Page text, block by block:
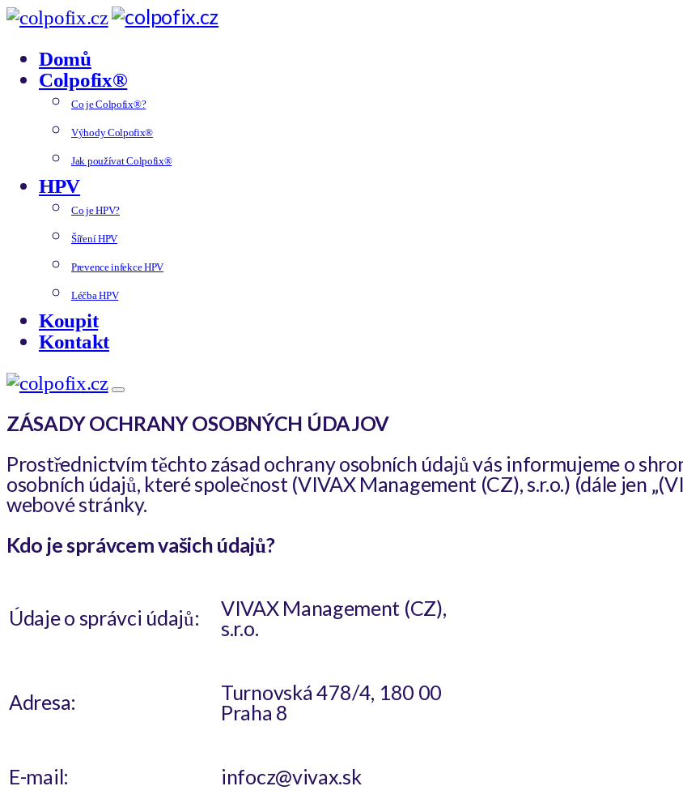
Domů
Colpofix®
Co je Colpofix®?
Výhody Colpofix®
Jak používat Colpofix®
HPV
Co je HPV?
Šíření HPV
Prevence infekce HPV
Léčba HPV
Koupit
Kontakt
ZÁSADY OCHRANY OSOBNÝCH ÚDAJOV
Prostřednictvím těchto zásad ochrany osobních údajů vás informujeme o
osobních údajů, které společnost (VIVAX Management (CZ), s.r.o.) (dále jen
webové stránky.
Kdo je správcem vašich údajů?
Údaje o správci údajů:
VIVAX Management (CZ),
s.r.o.
Adresa:
Turnovská 478/4, 180 00
Praha 8
E-mail: infocz@vivax.sk